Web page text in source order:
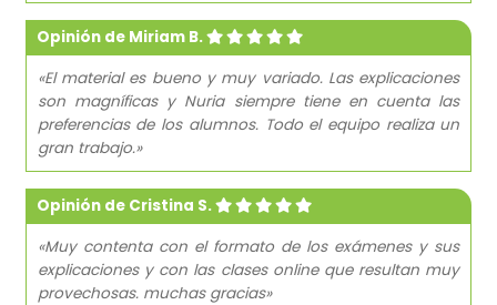
Opinión de Miriam B.
«El material es bueno y muy variado. Las explicaciones
son magníficas y Nuria siempre tiene en cuenta las
preferencias de los alumnos. Todo el equipo realiza un
gran trabajo.»
Opinión de Cristina S.
«Muy contenta con el formato de los exámenes y sus
explicaciones y con las clases online que resultan muy
provechosas. muchas gracias»